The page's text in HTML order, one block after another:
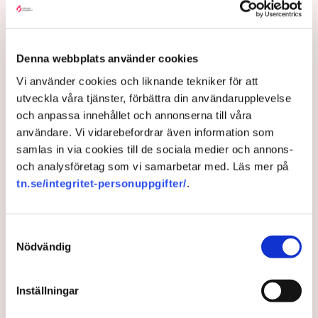
Denna webbplats använder cookies
Vi använder cookies och liknande tekniker för att
utveckla våra tjänster, förbättra din användarupplevelse
och anpassa innehållet och annonserna till våra
användare. Vi vidarebefordrar även information som
samlas in via cookies till de sociala medier och annons-
och analysföretag som vi samarbetar med. Läs mer på
tn.se/integritet-personuppgifter/.
Nödvändig
Inställningar
– Anmälningar om till exempel fröspridningen är
även använder drönare för att dokumentera och säkra
bevis, säger Anna-Lena Mann.
Myndigheter Gripanden Tranemo kommun
Polisen
Svensk Torv : en naturlig råvara
Allemansrätten
Brott
Tove Lifvendahl
Neova Återställ Våtmarker
Drönare
Utredningar
Skadegörelse Grimsås
Gabriel Cardona Cervantes